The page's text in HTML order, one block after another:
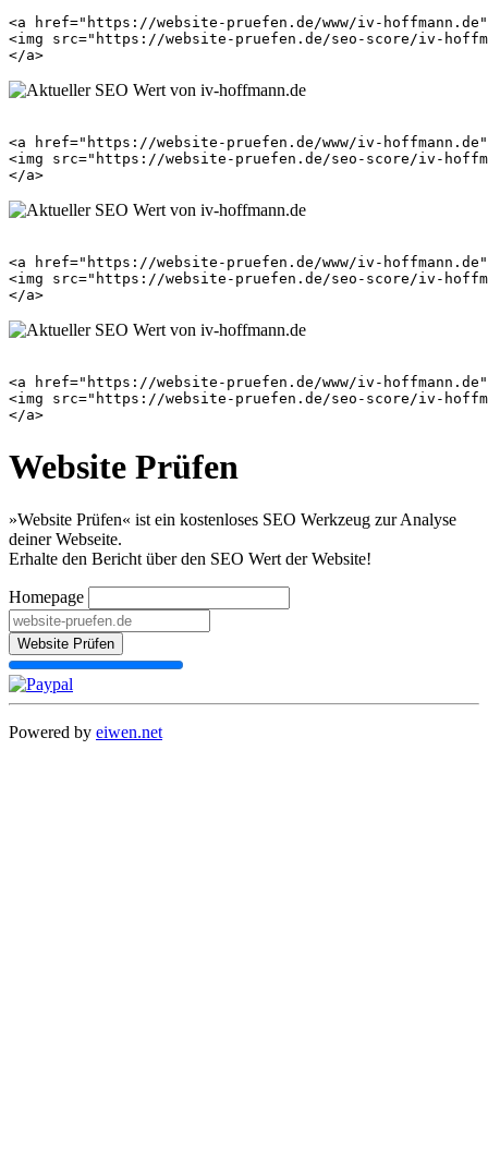
<a href="https://website-pruefen.de/www/iv-
<img src="https://website-pruefen.de/seo-score/iv-
<a href="https://website-pruefen.de/www/iv-
<img src="https://website-pruefen.de/seo-score/iv-
<a href="https://website-pruefen.de/www/iv-
<img src="https://website-pruefen.de/seo-score/iv-
<a href="https://website-pruefen.de/www/iv-
<img src="https://website-pruefen.de/seo-score/iv-
Website Prüfen
»Website Prüfen« ist ein kostenloses SEO Werkzeug zur Analyse
deiner Webseite.
Erhalte den Bericht über den SEO Wert der Website!
Homepage
Website Prüfen
Powered by eiwen.net